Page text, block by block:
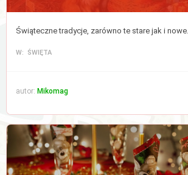
W: ŚWIĘTA
autor: Mikomag